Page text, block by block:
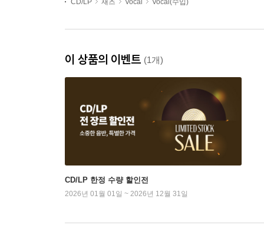
CD/LP 재즈 Vocal Vocal(수입)
이 상품의 이벤트 (1개)
CD/LP 한정 수량 할인전
2026년 01월 01일 ~ 2026년 12월 31일